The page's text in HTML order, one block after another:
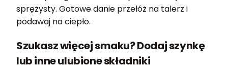
sprężysty. Gotowe danie przełóż na talerz i
podawaj na ciepło.
Szukasz więcej smaku? Dodaj szynkę
lub inne ulubione składniki